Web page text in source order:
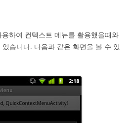
하여 컨텍스트 메뉴를 활용했을때와
습니다. 다음과 같은 화면을 볼 수 있